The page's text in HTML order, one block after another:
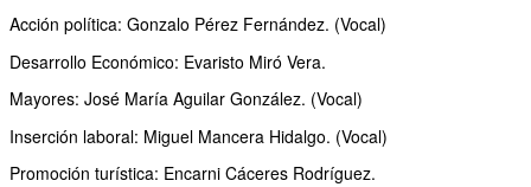
Acción política: Gonzalo Pérez Fernández. (Vocal)
Desarrollo Económico: Evaristo Miró Vera.
Mayores: José María Aguilar González. (Vocal)
Inserción laboral: Miguel Mancera Hidalgo. (Vocal)
Promoción turística: Encarni Cáceres Rodríguez.